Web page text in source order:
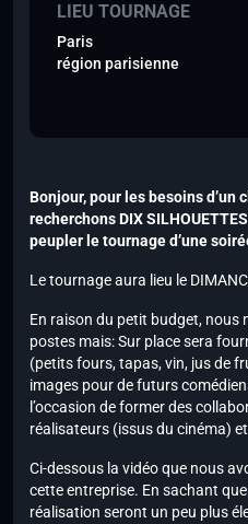
LIEU TOURNAGE
Paris
région parisienne
Bonjour, pour les besoins d’un
recherchons DIX
peupler le tournage d’une
Le tournage aura lieu le
En raison du petit budget, nous
postes mais: Sur place sera
(petits fours, tapas, vin, jus de
images pour de futurs
l’occasion de former des
réalisateurs (issus du cinéma)
Ci-dessous la vidéo que nous
cette entreprise. En sachant
réalisation seront un peu plus